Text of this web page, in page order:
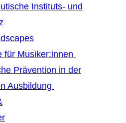
Instituts- und
für Musiker:innen
Prävention in der
Ausbildung